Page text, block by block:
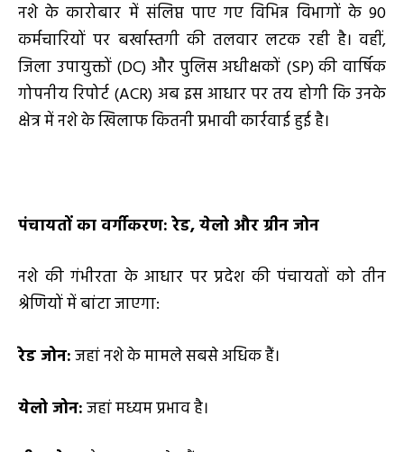
नशे के कारोबार में संलिप्त पाए गए विभिन्न विभागों के 90
कर्मचारियों पर बर्खास्तगी की तलवार लटक रही है। वहीं,
जिला उपायुक्तों (DC) और पुलिस अधीक्षकों (SP) की वार्षिक
गोपनीय रिपोर्ट (ACR) अब इस आधार पर तय होगी कि उनके
क्षेत्र में नशे के खिलाफ कितनी प्रभावी कार्रवाई हुई है।
पंचायतों का वर्गीकरण: रेड, येलो और ग्रीन जोन
नशे की गंभीरता के आधार पर प्रदेश की पंचायतों को तीन
श्रेणियों में बांटा जाएगा:
रेड जोन:जहां नशे के मामले सबसे अधिक हैं।
येलो जोन:जहां मध्यम प्रभाव है।